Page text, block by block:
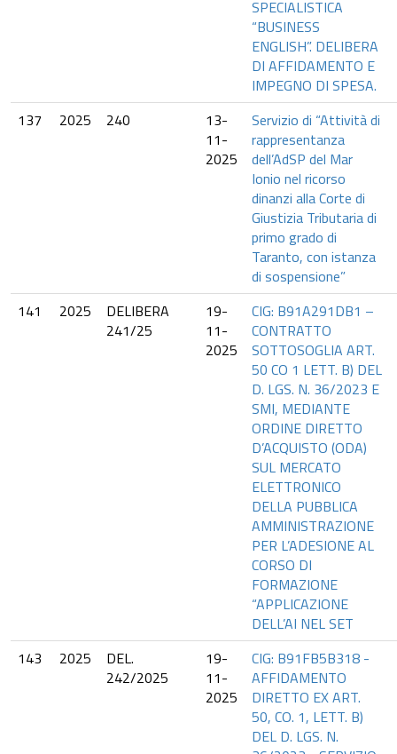
SPECIALISTICA
“BUSINESS
ENGLISH”. DELIBERA
DI AFFIDAMENTO E
IMPEGNO DI SPESA.
137
2025 240
13-
11-
2025
Servizio di “Attività di
rappresentanza
dell’AdSP del Mar
Ionio nel ricorso
dinanzi alla Corte di
Giustizia Tributaria di
primo grado di
Taranto, con istanza
di sospensione”
141
2025
DELIBERA
241/25
19-
11-
2025
CIG: B91A291DB1 –
CONTRATTO
SOTTOSOGLIA ART.
50 CO 1 LETT. B) DEL
D. LGS. N. 36/2023 E
SMI, MEDIANTE
ORDINE DIRETTO
D’ACQUISTO (ODA)
SUL MERCATO
ELETTRONICO
DELLA PUBBLICA
AMMINISTRAZIONE
PER L’ADESIONE AL
CORSO DI
FORMAZIONE
“APPLICAZIONE
DELL’AI NEL SET
143
2025
DEL.
242/2025
19-
11-
2025
CIG: B91FB5B318 -
AFFIDAMENTO
DIRETTO EX ART.
50, CO. 1, LETT. B)
DEL D. LGS. N.